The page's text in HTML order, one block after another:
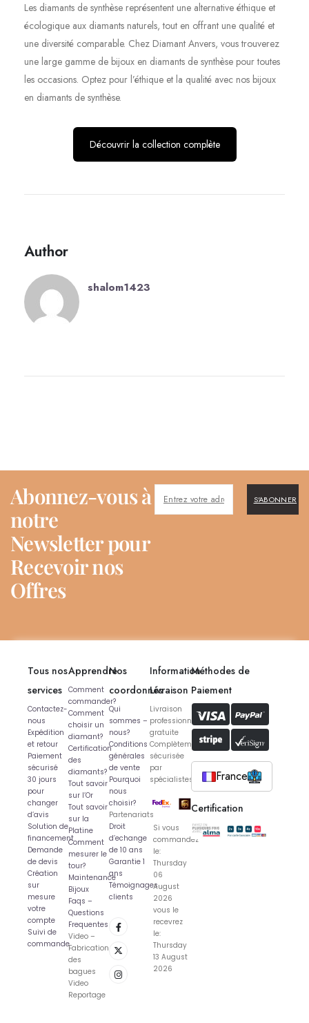
Les diamants de synthèse représentent une alternative éthique et
écologique aux diamants naturels, tout en offrant une qualité et
une diversité comparable. Chez Diamant Anvers, vous trouverez
une large gamme de bijoux en diamants de synthèse pour toutes
les occasions. Optez pour l’éthique et la qualité avec nos bijoux
en diamants de synthèse.
Découvrir la collection complète
Author
shalom1423
Abonnez-vous à
notre
Newsletter pour
Recevoir nos
Offres
S'ABONNER
Tous nos
services
Contactez-
nous
Expédition
et retour
Paiement
sécurisé
30 jours
pour
changer
d’avis
Solution de
financement
Demande
de devis
Création
sur
mesure
votre
compte
Suivi de
commande
Apprendre
Comment
commander?
Comment
choisir un
diamant?
Certification
des
diamants?
Tout savoir
sur l’Or
Tout savoir
sur la
Platine
Comment
mesurer le
tour?
Maintenance
Bijoux
Faqs –
Questions
Frequentes
Video –
Fabrication
des
bagues
Video
Reportage
Nos
coordonnés
Qui
sommes –
nous?
Conditions
générales
de vente
Pourquoi
nous
choisir?
Partenariats
Droit
d’echange
de 10 ans
Garantie 1
ans
Témoignages
clients
Information
Livraison
Livraison
professionnelle
gratuite
Complètement
sécurisée
par
spécialistes
Si vous
commandez
le:
Thursday
06
August
2026
vous le
recevrez
le:
Thursday
13 August
2026
Méthodes de
Paiement
France
Certification